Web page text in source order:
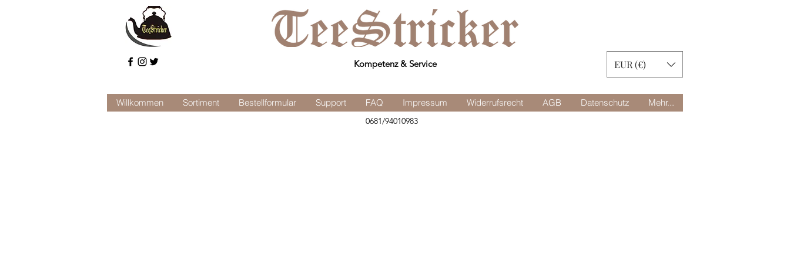
Kompetenz & Service EUR (€)
Willkommen Sortiment Bestellformular Support FAQ Impressum Widerrufsrecht AGB Datenschutz Mehr...
0681/94010983